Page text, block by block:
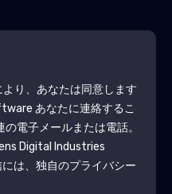
り、あなたは同意します
あなたに連絡するこ
電子メールまたは電話。
Digital Industries
は、独自のプライバシー